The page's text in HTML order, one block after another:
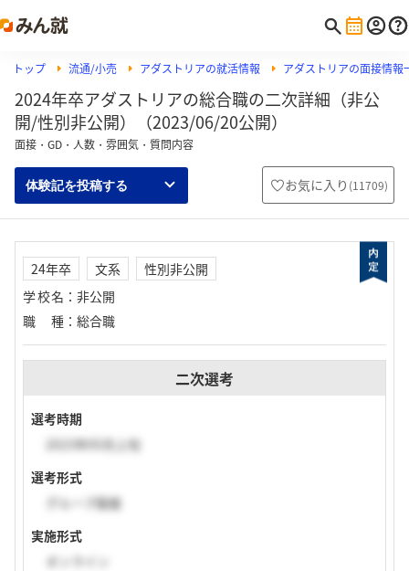
トップ 流通/小売 アダストリアの就活情報 アダストリアの面接情報
2024年卒アダストリアの総合職の二次詳細（非公
開/性別非公開）（2023/06/20公開）
面接・GD・人数・雰囲気・質問内容
体験記を投稿する お気に入り (11709)
24年卒 文系
性別非公開
学校名 ： 非公開
職種 ： 総合職
二次選考
選考時期
2023年05月上旬
選考形式
グループ面接
実施形式
オンライン